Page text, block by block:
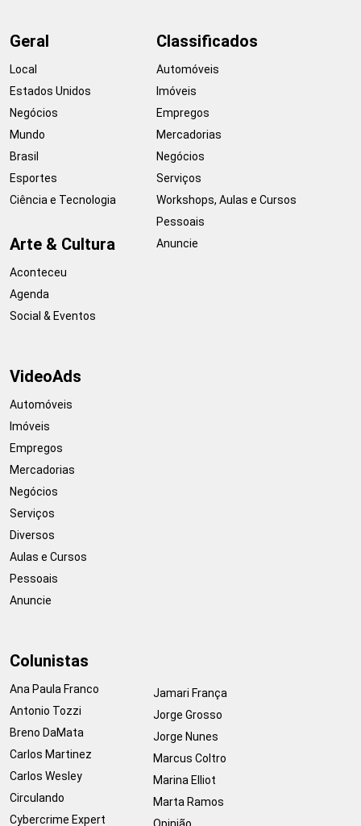
Geral
Local
Estados Unidos
Negócios
Mundo
Brasil
Esportes
Ciência e Tecnologia
Arte & Cultura
Aconteceu
Agenda
Social & Eventos
Classificados
Automóveis
Imóveis
Empregos
Mercadorias
Negócios
Serviços
Workshops, Aulas e Cursos
Pessoais
Anuncie
VideoAds
Automóveis
Imóveis
Empregos
Mercadorias
Negócios
Serviços
Diversos
Aulas e Cursos
Pessoais
Anuncie
Colunistas
Ana Paula Franco
Antonio Tozzi
Breno DaMata
Carlos Martinez
Carlos Wesley
Circulando
Cybercrime Expert
Jamari França
Jorge Grosso
Jorge Nunes
Marcus Coltro
Marina Elliot
Marta Ramos